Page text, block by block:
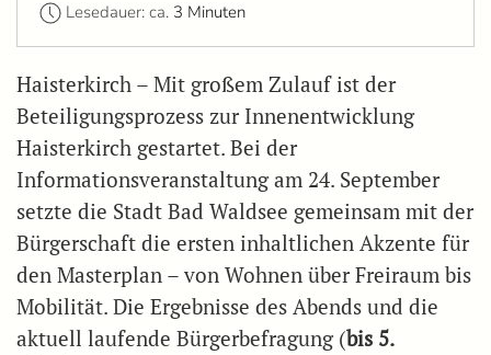
Lesedauer: ca. 3 Minuten
Haisterkirch – Mit großem Zulauf ist der
Beteiligungsprozess zur Innenentwicklung
Haisterkirch gestartet. Bei der
Informationsveranstaltung am 24. September
setzte die Stadt Bad Waldsee gemeinsam mit der
Bürgerschaft die ersten inhaltlichen Akzente für
den Masterplan – von Wohnen über Freiraum bis
Mobilität. Die Ergebnisse des Abends und die
aktuell laufende Bürgerbefragung (bis 5.